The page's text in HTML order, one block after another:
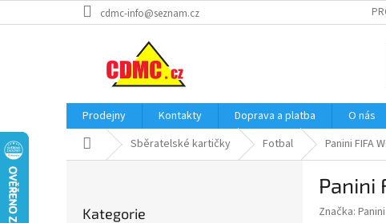
na
cdmc-info@seznam.cz
Prodejny Kontakty Doprava a platba O nás
Domů Sběratelské kartičky Fotbal Panini FIFA
kategorie
Kategorie
Panini
Značka: Panini